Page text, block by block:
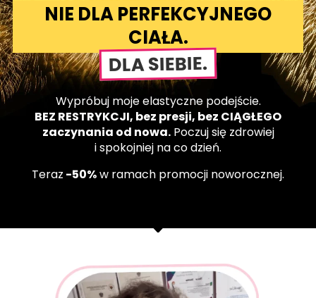
NIE DLA PERFEKCYJNEGO
CIAŁA.
DLA SIEBIE.
Wypróbuj moje elastyczne podejście.
BEZ RESTRYKCJI, bez presji, bez CIĄGŁEGO
zaczynania od nowa.Poczuj się zdrowiej
i spokojniej na co dzień.
Teraz -50%w ramach promocji noworocznej.